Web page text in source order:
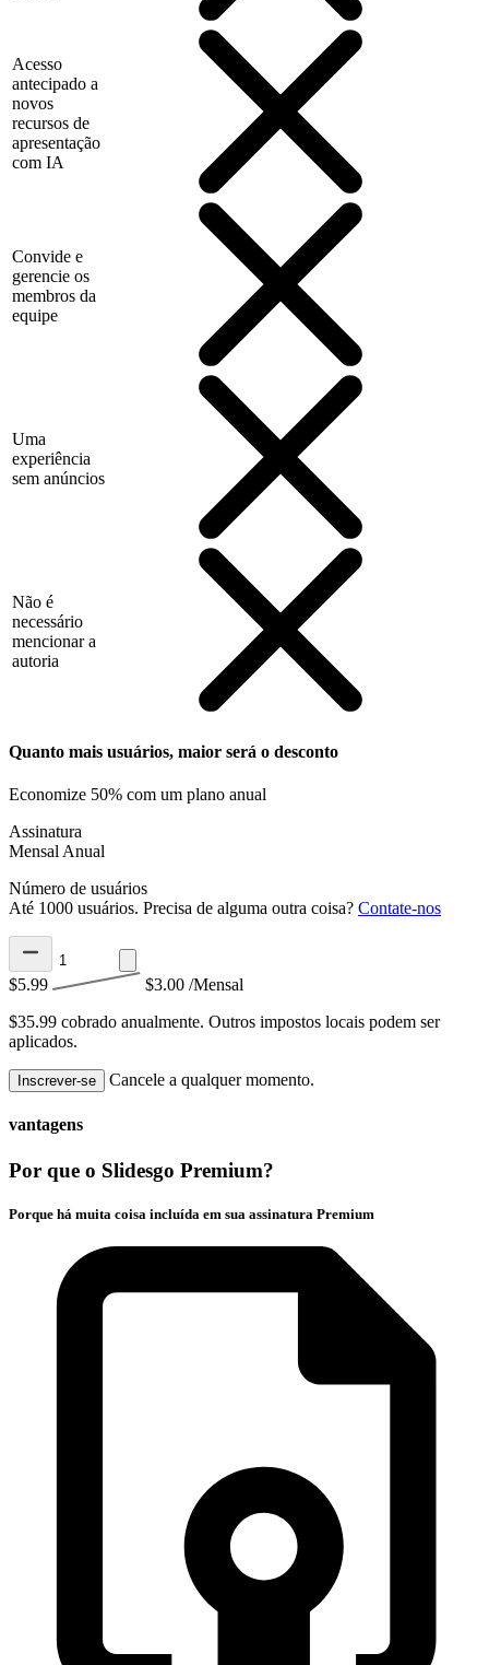
Acesso
antecipado a
novos
recursos de
apresentação
com IA
Convide e
gerencie os
membros da
equipe
Uma
experiência
sem anúncios
Não é
necessário
mencionar a
autoria
Quanto mais usuários, maior será o desconto
Economize 50% com um plano anual
Assinatura
Mensal Anual
Número de usuários
Até 1000 usuários. Precisa de alguma outra coisa? Contate-nos
$5.99 $3.00 /Mensal
$35.99 cobrado anualmente. Outros impostos locais podem ser
aplicados.
Inscrever-se Cancele a qualquer momento.
vantagens
Por que o Slidesgo Premium?
Porque há muita coisa incluída em sua assinatura Premium